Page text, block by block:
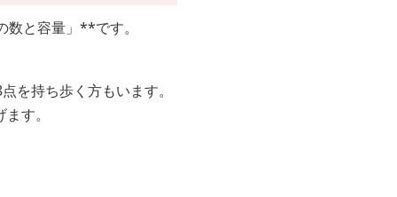
と容量」**です。
を持ち歩く方もいます。
す。